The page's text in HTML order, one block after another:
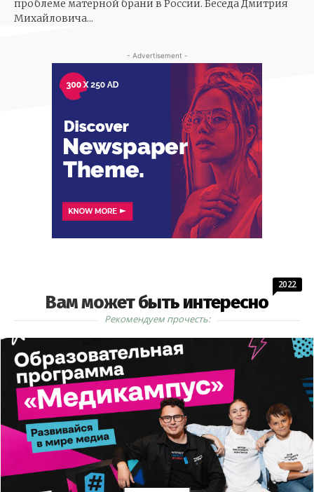
проблеме матерной брани в России. Беседа Дмитрия
Михайловича...
- Advertisement -
Вам может быть интересно
2022
Рекомендуем прочесть: